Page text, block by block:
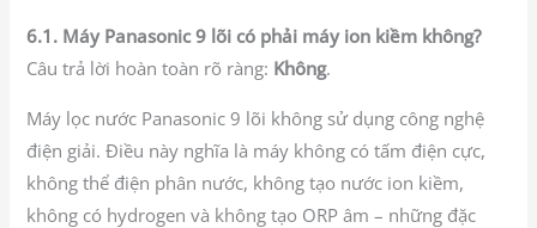
6.1. Máy Panasonic 9 lõi có phải máy ion kiềm không?
Câu trả lời hoàn toàn rõ ràng: Không.
Máy lọc nước Panasonic 9 lõi không sử dụng công nghệ
điện giải. Điều này nghĩa là máy không có tấm điện cực,
không thể điện phân nước, không tạo nước ion kiềm,
không có hydrogen và không tạo ORP âm – những đặc